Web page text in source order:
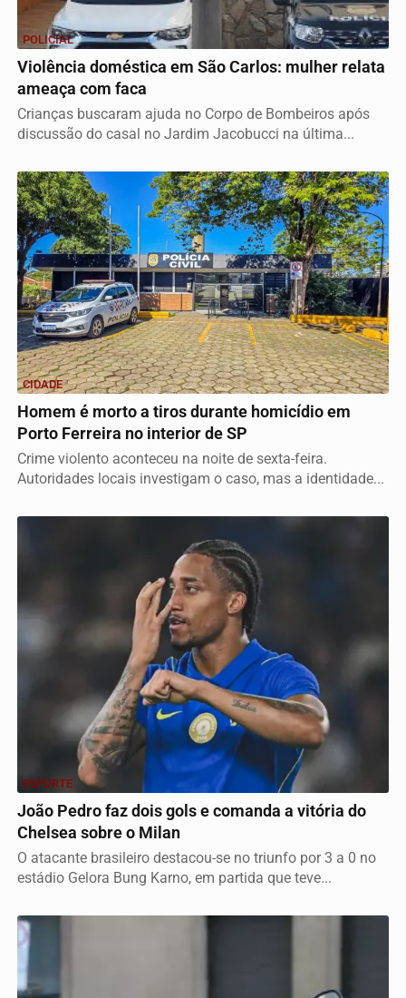
POLICIAL
Violência doméstica em São Carlos: mulher relata
ameaça com faca
Crianças buscaram ajuda no Corpo de Bombeiros após
discussão do casal no Jardim Jacobucci na última...
CIDADE
Homem é morto a tiros durante homicídio em
Porto Ferreira no interior de SP
Crime violento aconteceu na noite de sexta-feira.
Autoridades locais investigam o caso, mas a identidade...
ESPORTE
João Pedro faz dois gols e comanda a vitória do
Chelsea sobre o Milan
O atacante brasileiro destacou-se no triunfo por 3 a 0 no
estádio Gelora Bung Karno, em partida que teve...